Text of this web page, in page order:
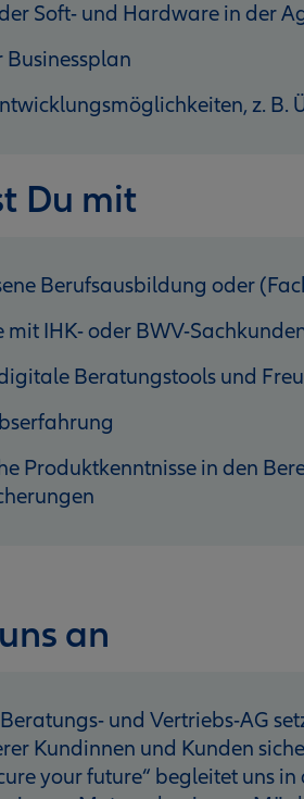
Soft- und Hardware in der
z. B.
Du mit
Berufsausbildung oder
mit IHK- oder BWV-
Beratungstools und
Produktkenntnisse in den
an
und Vertriebs-AG
Kundinnen und Kunden
your future“ begleitet uns